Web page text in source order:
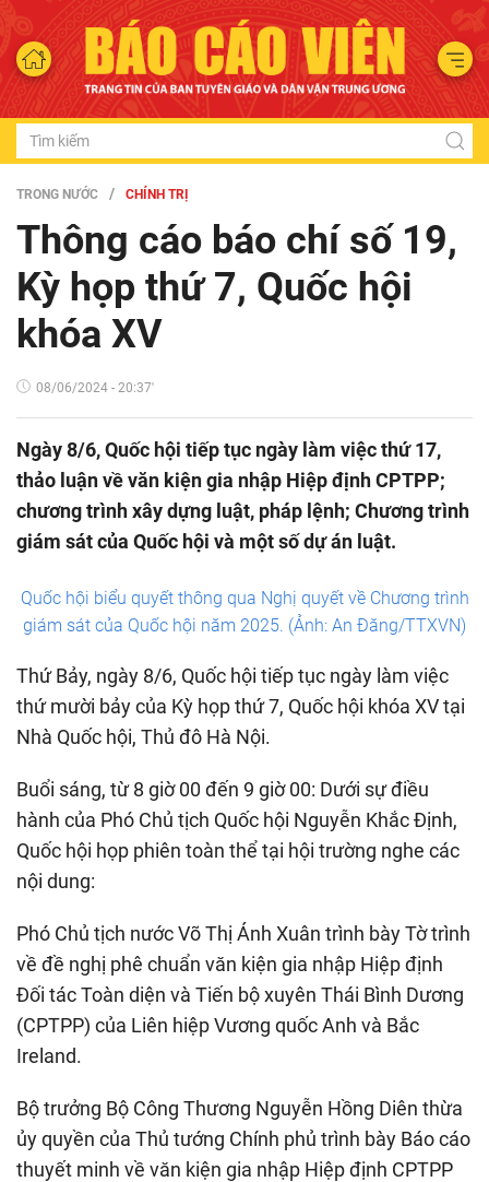
TRONG NƯỚC CHÍNH TRỊ
Thông cáo báo chí số 19,
Kỳ họp thứ 7, Quốc hội
khóa XV
08/06/2024 - 20:37'
Ngày 8/6, Quốc hội tiếp tục ngày làm việc thứ 17,
thảo luận về văn kiện gia nhập Hiệp định CPTPP;
chương trình xây dựng luật, pháp lệnh; Chương trình
giám sát của Quốc hội và một số dự án luật.
Quốc hội biểu quyết thông qua Nghị quyết về Chương trình
giám sát của Quốc hội năm 2025. (Ảnh: An Đăng/TTXVN)
Thứ Bảy, ngày 8/6, Quốc hội tiếp tục ngày làm việc
thứ mười bảy của Kỳ họp thứ 7, Quốc hội khóa XV tại
Nhà Quốc hội, Thủ đô Hà Nội.
Buổi sáng, từ 8 giờ 00 đến 9 giờ 00: Dưới sự điều
hành của Phó Chủ tịch Quốc hội Nguyễn Khắc Định,
Quốc hội họp phiên toàn thể tại hội trường nghe các
nội dung:
Phó Chủ tịch nước Võ Thị Ánh Xuân trình bày Tờ trình
về đề nghị phê chuẩn văn kiện gia nhập Hiệp định
Đối tác Toàn diện và Tiến bộ xuyên Thái Bình Dương
(CPTPP) của Liên hiệp Vương quốc Anh và Bắc
Ireland.
Bộ trưởng Bộ Công Thương Nguyễn Hồng Diên thừa
ủy quyền của Thủ tướng Chính phủ trình bày Báo cáo
thuyết minh về văn kiện gia nhập Hiệp định CPTPP